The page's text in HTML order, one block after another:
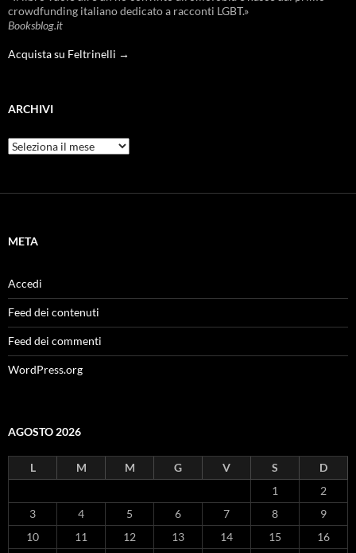
crowdfunding italiano dedicato a racconti LGBT.»
Booksblog.it
Acquista su Feltrinelli →
ARCHIVI
Archivi
META
Accedi
Feed dei contenuti
Feed dei commenti
WordPress.org
AGOSTO 2026
L M M G V S
D
1
2
3
4 5 6 7 8
9
10
11 12 13 14 15 16